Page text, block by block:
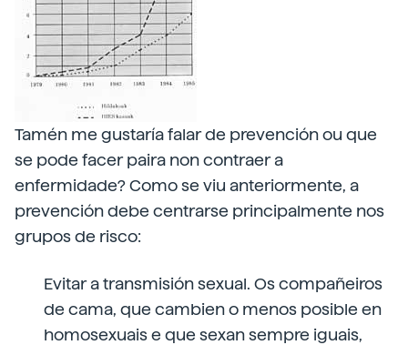
Tamén me gustaría falar de prevención ou que
se pode facer paira non contraer a
enfermidade? Como se viu anteriormente, a
prevención debe centrarse principalmente nos
grupos de risco:
Evitar a transmisión sexual. Os compañeiros
de cama, que cambien o menos posible en
homosexuais e que sexan sempre iguais,